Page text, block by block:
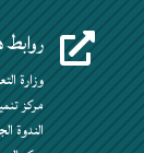

وزارة
مركز
الندوة